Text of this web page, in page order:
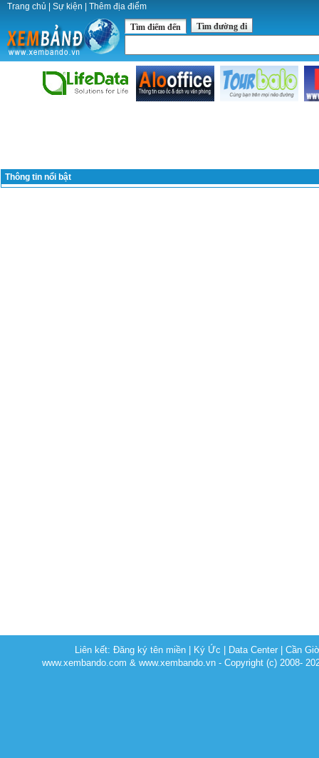
Trang chủ Sự kiện Thêm địa điểm
Tìm điểm đến Tìm đường đi
Thông tin nổi bật
Liên kết:Đăng ký tên miền Ký Ức Data Center |Cần
www.xembando.com & www.xembando.vn - Copyright (c) 2008-